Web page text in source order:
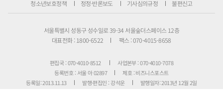
청소년보호정책 정정·반론보도 기사심의규정 불편신고
서울특별시 성동구 성수일로 39-34 서울숲더스페이스 12층
대표전화 : 1800-6522
팩스 : 070-4015-8658
편집국 : 070-4010-8512
사업본부 : 070-4010-7078
등록번호 : 서울 아 02897
제호 : 비즈니스포스트
등록일: 2013.11.13
발행·편집인 : 강석운
발행일자: 2013년 12월 2일